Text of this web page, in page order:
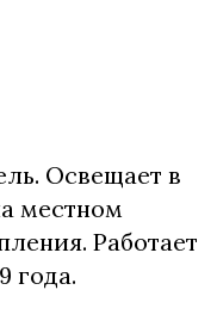
Освещает в
местном
Работает
года.